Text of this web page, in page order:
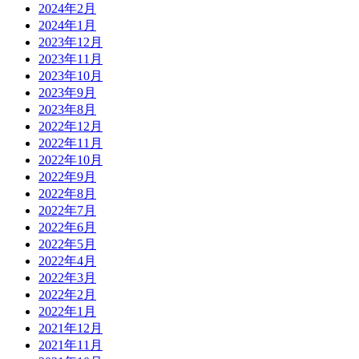
2024年2月
2024年1月
2023年12月
2023年11月
2023年10月
2023年9月
2023年8月
2022年12月
2022年11月
2022年10月
2022年9月
2022年8月
2022年7月
2022年6月
2022年5月
2022年4月
2022年3月
2022年2月
2022年1月
2021年12月
2021年11月